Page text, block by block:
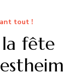
tout !
fête